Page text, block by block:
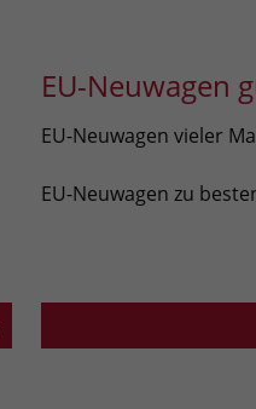
EU-Neuwagen
EU-Neuwagen vieler
EU-Neuwagen zu